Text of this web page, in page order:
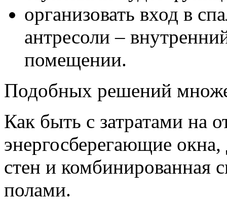
организовать вход в
антресоли –
помещении.
Подобных решений
Как быть с затратами на
энергосберегающие
стен и комбинированная
полами.